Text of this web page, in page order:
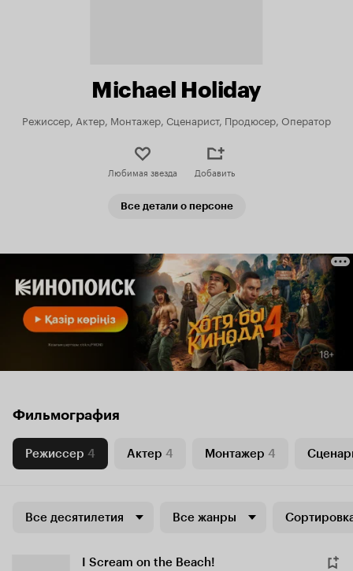
Michael Holiday
Режиссер, Актер, Монтажер, Сценарист, Продюсер, Оператор
Любимая звезда Добавить
Все детали о персоне
Фильмография
Режиссер 4 Актер 4 Монтажер 4
Все десятилетия Все жанры
I Scream on the Beach!